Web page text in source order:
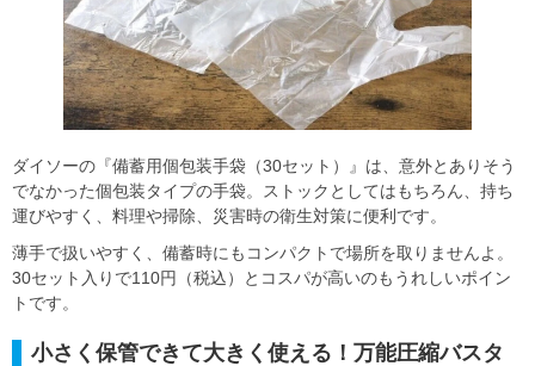
ダイソーの『備蓄用個包装手袋（30セット）』は、意外とありそう
でなかった個包装タイプの手袋。ストックとしてはもちろん、持ち
運びやすく、料理や掃除、災害時の衛生対策に便利です。
薄手で扱いやすく、備蓄時にもコンパクトで場所を取りませんよ。
30セット入りで110円（税込）とコスパが高いのもうれしいポイン
トです。
小さく保管できて大きく使える！万能圧縮バスタ